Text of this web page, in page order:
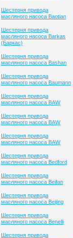
Шестерня привода
масляного насоса Baotian
Шестерня привода
масляного насоса Barkas
(Баркас)
Шестерня привода
масляного насоса Bashan
Шестерня привода
масляного насоса Baumann
Шестерня привода
масляного насоса BAW
Шестерня привода
масляного насоса BAW
Шестерня привода
масляного насоса BAW
Шестерня привода
масляного насоса Bedford
Шестерня привода
масляного насоса Beifan
Шестерня привода
масляного насоса Beijing
Шестерня привода
масляного насоса Benelli
Шестерня привода